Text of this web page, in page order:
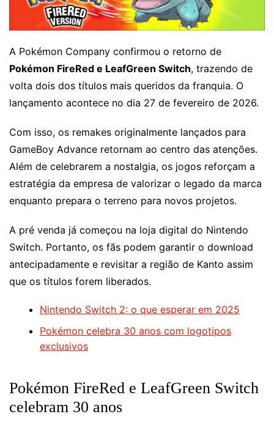
A Pokémon Company confirmou o retorno de
Pokémon FireRed e LeafGreen Switch, trazendo de
volta dois dos títulos mais queridos da franquia. O
lançamento acontece no dia 27 de fevereiro de 2026.
Com isso, os remakes originalmente lançados para
GameBoy Advance retornam ao centro das atenções.
Além de celebrarem a nostalgia, os jogos reforçam a
estratégia da empresa de valorizar o legado da marca
enquanto prepara o terreno para novos projetos.
A pré venda já começou na loja digital do Nintendo
Switch. Portanto, os fãs podem garantir o download
antecipadamente e revisitar a região de Kanto assim
que os títulos forem liberados.
Nintendo Switch 2: o que esperar em 2025
Pokémon celebra 30 anos com logotipos
exclusivos
Pokémon FireRed e LeafGreen Switch
celebram 30 anos